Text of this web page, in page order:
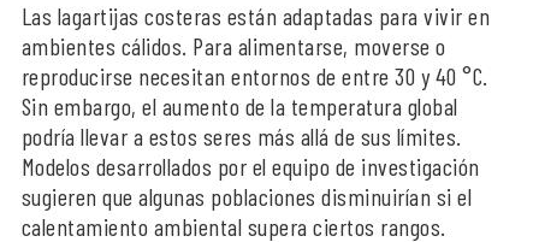
Las lagartijas costeras están adaptadas para vivir en
ambientes cálidos. Para alimentarse, moverse o
reproducirse necesitan entornos de entre 30 y 40 °C.
Sin embargo, el aumento de la temperatura global
podría llevar a estos seres más allá de sus límites.
Modelos desarrollados por el equipo de investigación
sugieren que algunas poblaciones disminuirían si el
calentamiento ambiental supera ciertos rangos.